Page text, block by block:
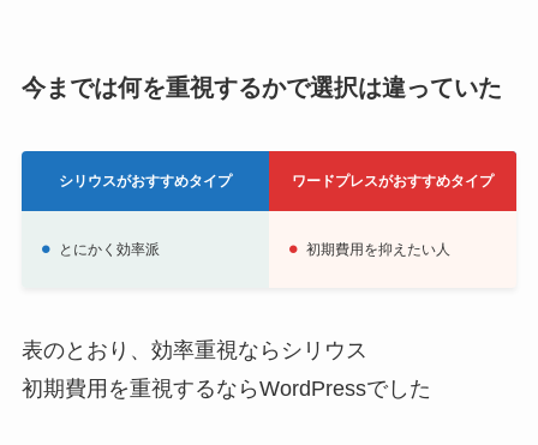
今までは何を重視するかで選択は違っていた
シリウスがおすすめタイプ ワードプレスがおすすめタイプ
とにかく効率派 初期費用を抑えたい人
表のとおり、効率重視ならシリウス
初期費用を重視するならWordPressでした